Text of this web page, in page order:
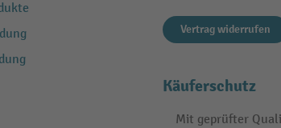
Vertrag widerrufen
Käuferschutz
Mit geprüfter